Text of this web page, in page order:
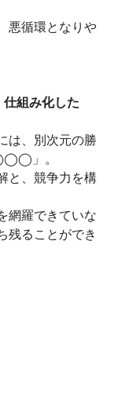
悪循環となりや
組み化した
は、別次元の勝
」。
と、競争力を構
網羅できていな
残ることができ